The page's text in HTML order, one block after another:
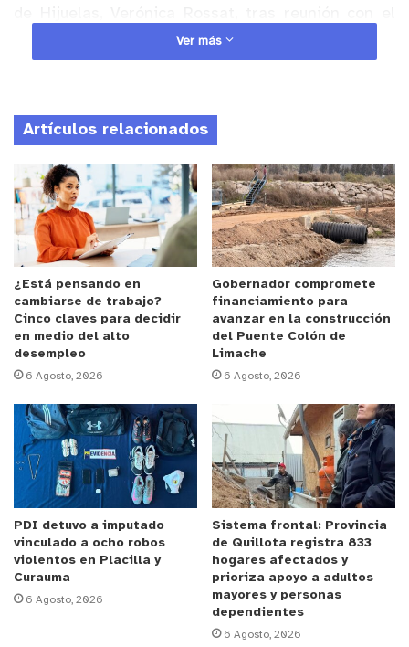
Prefecto Marga Marga de Carabineros de Chile,
coronel Alex Oporto, a quien hizo entrega de la
La jefa comunal señaló que desde la Municipalidad
de Hijuelas han puesto un terreno a disposición de
Carabineros de Chile, para que se construya una
Tenencia y subir a 30 la cantidad de efectivos
policiales en la comuna.
Los próximos pasos para la pronta concreción de
la nueva unidad policial hijuelense contemplan
gestiones para acceder a fondos públicos y
reuniones con autoridades, en un trabajo que tiene
por finalidad mejorar la seguridad comunal y que
ha sido muy bien recibida por el alto mando de
Carabineros de Chile.
y tú, ¿qué opinas?
Ver más
Artículos relacionados
¿Está pensando en
cambiarse de trabajo?
Cinco claves para decidir
en medio del alto
desempleo
6 Agosto, 2026
Gobernador compromete
financiamiento para
avanzar en la construcción
del Puente Colón de
Limache
6 Agosto, 2026
PDI detuvo a imputado
vinculado a ocho robos
violentos en Placilla y
Curauma
6 Agosto, 2026
Sistema frontal: Provincia
de Quillota registra 833
hogares afectados y
prioriza apoyo a adultos
mayores y personas
dependientes
6 Agosto, 2026